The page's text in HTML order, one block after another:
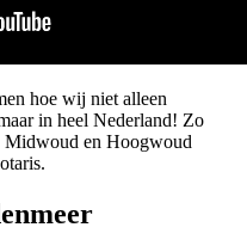
hoe wij niet alleen
in heel Nederland! Zo
Midwoud en Hoogwoud